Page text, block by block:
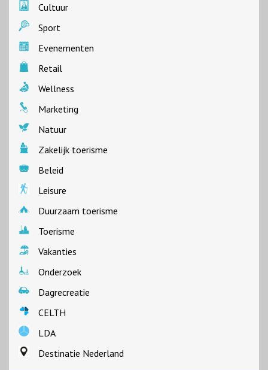
Cultuur
Sport
Evenementen
Retail
Wellness
Marketing
Natuur
Zakelijk toerisme
Beleid
Leisure
Duurzaam toerisme
Toerisme
Vakanties
Onderzoek
Dagrecreatie
CELTH
LDA
Destinatie Nederland